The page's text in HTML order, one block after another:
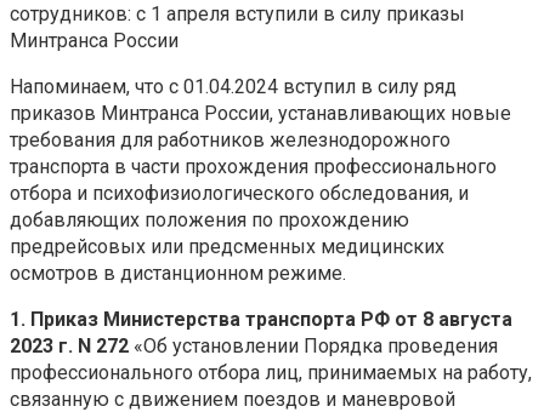
сотрудников: с 1 апреля вступили в силу приказы
Минтранса России
Напоминаем, что с 01.04.2024 вступил в силу ряд
приказов Минтранса России, устанавливающих новые
требования для работников железнодорожного
транспорта в части прохождения профессионального
отбора и психофизиологического обследования, и
добавляющих положения по прохождению
предрейсовых или предсменных медицинских
осмотров в дистанционном режиме.
1. Приказ Министерства транспорта РФ от 8 августа
2023 г. N 272 «Об установлении Порядка проведения
профессионального отбора лиц, принимаемых на работу,
связанную с движением поездов и маневровой